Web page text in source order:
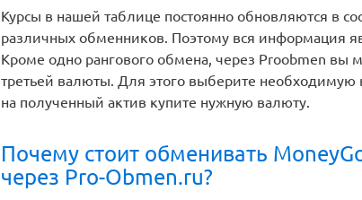
Курсы в нашей таблице постоянно обновляются в
различных обменников. Поэтому вся информация
Кроме одно рангового обмена, через Proobmen
третьей валюты. Для этого выберите
на полученный актив купите нужную валюту.
Почему стоит обменивать
через Pro-Obmen.ru?